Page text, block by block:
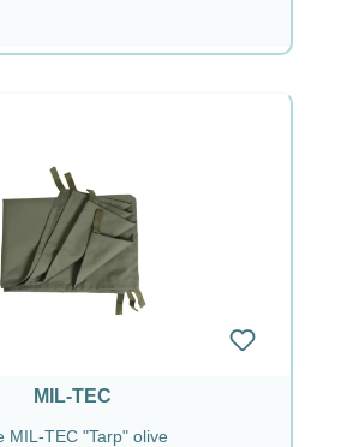
MIL-TEC
MIL-TEC "Tarp" olive